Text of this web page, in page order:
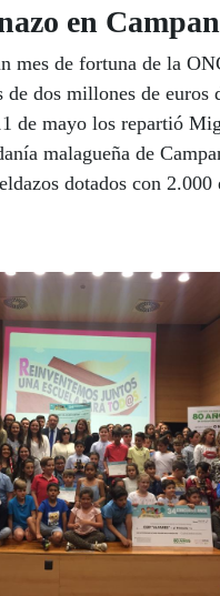
en
mes de fortuna de la
dos millones de euros
de mayo los repartió
malagueña de
dotados con 2.000
y el barrio de
además de otros 600.000
García en el antiguo
en la provincia de
que todos los días juegan
si toca, para que les
como así ha